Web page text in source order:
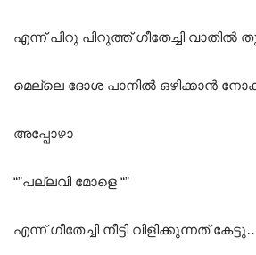
എന്ന് പിറു പിറുത്ത് ഗീതേച്ചി വാതിൽ
മെല്ലെ ദോശ പാനിൽ ഒഴിക്കാൻ
അപ്പോഴാ
“”പല്ലവി മോളെ “”
എന്ന് ഗീതേച്ചി നീട്ടി വിളിക്കുന്നത്